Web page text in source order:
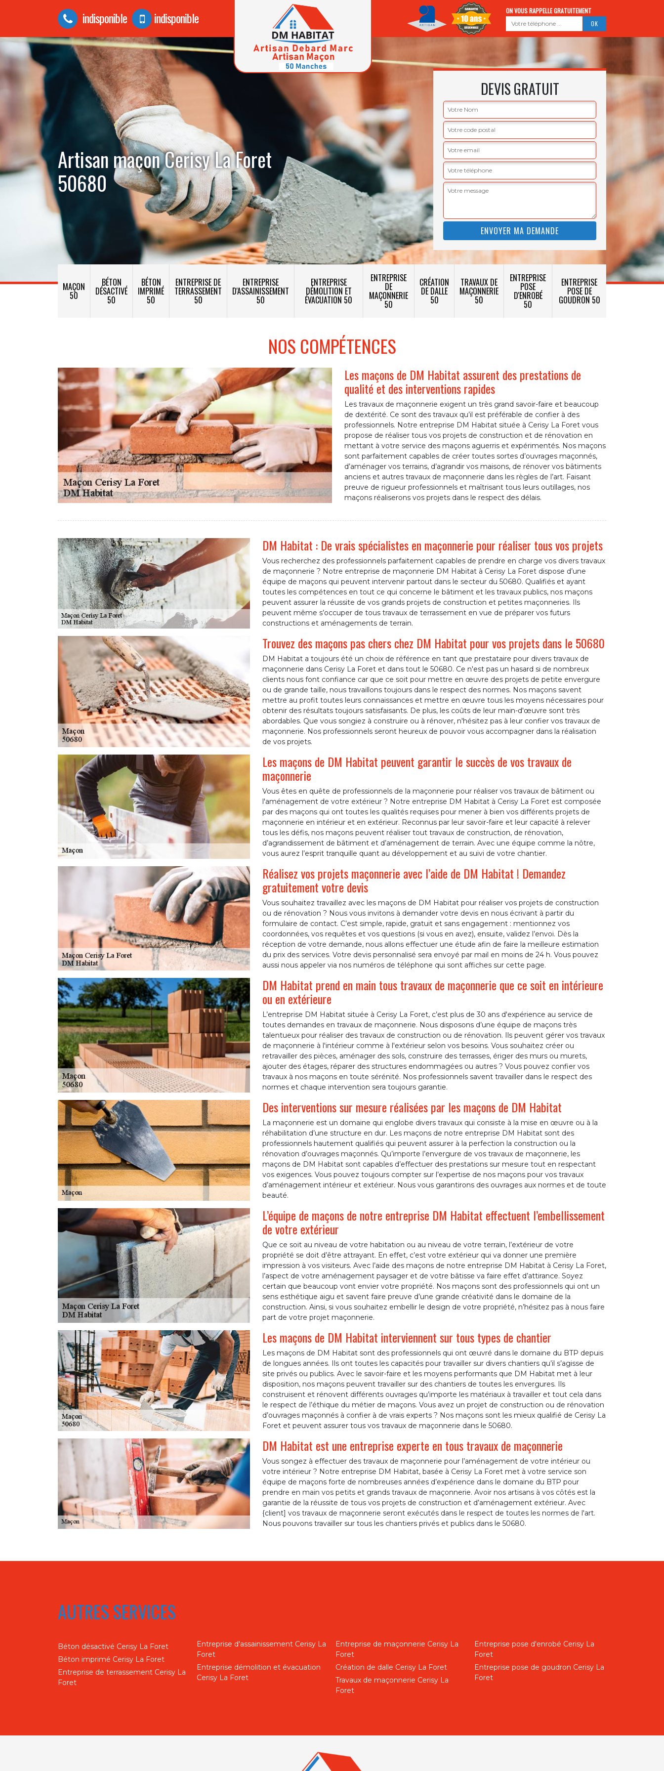
indisponible indisponible ON VOUS RAPPELLE GRATUITEMENT
Artisan maçon Cerisy La Foret
50680
DEVIS GRATUIT
MAÇON
50
BÉTON
DÉSACTIVÉ
50
BÉTON
IMPRIMÉ
50
ENTREPRISE DE
TERRASSEMENT
50
ENTREPRISE
D'ASSAINISSEMENT
50
ENTREPRISE
DÉMOLITION ET
ÉVACUATION 50
ENTREPRISE
DE
MAÇONNERIE
50
CRÉATION
DE DALLE
50
TRAVAUX DE
MAÇONNERIE
50
ENTREPRISE
POSE
D'ENROBÉ
50
ENTREPRISE
POSE DE
GOUDRON 50
NOS COMPÉTENCES
Les maçons de DM Habitat assurent des prestations de
qualité et des interventions rapides
Les travaux de maçonnerie exigent un très grand savoir-faire et beaucoup
de dextérité. Ce sont des travaux qu’il est préférable de confier à des
professionnels. Notre entreprise DM Habitat située à Cerisy La Foret vous
propose de réaliser tous vos projets de construction et de rénovation en
mettant à votre service des maçons aguerris et expérimentés. Nos maçons
sont parfaitement capables de créer toutes sortes d’ouvrages maçonnés,
d’aménager vos terrains, d’agrandir vos maisons, de rénover vos bâtiments
anciens et autres travaux de maçonnerie dans les règles de l’art. Faisant
preuve de rigueur professionnels et maîtrisant tous leurs outillages, nos
maçons réaliserons vos projets dans le respect des délais.
DM Habitat : De vrais spécialistes en maçonnerie pour réaliser tous vos projets
Vous recherchez des professionnels parfaitement capables de prendre en charge vos divers travaux
de maçonnerie ? Notre entreprise de maçonnerie DM Habitat à Cerisy La Foret dispose d’une
équipe de maçons qui peuvent intervenir partout dans le secteur du 50680. Qualifiés et ayant
toutes les compétences en tout ce qui concerne le bâtiment et les travaux publics, nos maçons
peuvent assurer la réussite de vos grands projets de construction et petites maçonneries. Ils
peuvent même s’occuper de tous travaux de terrassement en vue de préparer vos futurs
constructions et aménagements de terrain.
Trouvez des maçons pas chers chez DM Habitat pour vos projets dans le 50680
DM Habitat a toujours été un choix de référence en tant que prestataire pour divers travaux de
maçonnerie dans Cerisy La Foret et dans tout le 50680. Ce n'est pas un hasard si de nombreux
clients nous font confiance car que ce soit pour mettre en œuvre des projets de petite envergure
ou de grande taille, nous travaillons toujours dans le respect des normes. Nos maçons savent
mettre au profit toutes leurs connaissances et mettre en œuvre tous les moyens nécessaires pour
obtenir des résultats toujours satisfaisants. De plus, les coûts de leur main-d'œuvre sont très
abordables. Que vous songiez à construire ou à rénover, n'hésitez pas à leur confier vos travaux de
maçonnerie. Nos professionnels seront heureux de pouvoir vous accompagner dans la réalisation
de vos projets.
Les maçons de DM Habitat peuvent garantir le succès de vos travaux de
maçonnerie
Vous êtes en quête de professionnels de la maçonnerie pour réaliser vos travaux de bâtiment ou
l'aménagement de votre extérieur ? Notre entreprise DM Habitat à Cerisy La Foret est composée
par des maçons qui ont toutes les qualités requises pour mener à bien vos différents projets de
maçonnerie en intérieur et en extérieur. Reconnus par leur savoir-faire et leur capacité à relever
tous les défis, nos maçons peuvent réaliser tout travaux de construction, de rénovation,
d’agrandissement de bâtiment et d’aménagement de terrain. Avec une équipe comme la nôtre,
vous aurez l’esprit tranquille quant au développement et au suivi de votre chantier.
Réalisez vos projets maçonnerie avec l’aide de DM Habitat ! Demandez
gratuitement votre devis
Vous souhaitez travaillez avec les maçons de DM Habitat pour réaliser vos projets de construction
ou de rénovation ? Nous vous invitons à demander votre devis en nous écrivant à partir du
formulaire de contact. C’est simple, rapide, gratuit et sans engagement : mentionnez vos
coordonnées, vos requêtes et vos questions (si vous en avez), ensuite, validez l’envoi. Dès la
réception de votre demande, nous allons effectuer une étude afin de faire la meilleure estimation
du prix des services. Votre devis personnalisé sera envoyé par mail en moins de 24 h. Vous pouvez
aussi nous appeler via nos numéros de téléphone qui sont affiches sur cette page.
DM Habitat prend en main tous travaux de maçonnerie que ce soit en intérieure
ou en extérieure
L’entreprise DM Habitat située à Cerisy La Foret, c’est plus de 30 ans d'expérience au service de
toutes demandes en travaux de maçonnerie. Nous disposons d’une équipe de maçons très
talentueux pour réaliser des travaux de construction ou de rénovation. Ils peuvent gérer vos travaux
de maçonnerie à l'intérieur comme à l'extérieur selon vos besoins. Vous souhaitez créer ou
retravailler des pièces, aménager des sols, construire des terrasses, ériger des murs ou murets,
ajouter des étages, réparer des structures endommagées ou autres ? Vous pouvez confier vos
travaux à nos maçons en toute sérénité. Nos professionnels savent travailler dans le respect des
normes et chaque intervention sera toujours garantie.
Des interventions sur mesure réalisées par les maçons de DM Habitat
La maçonnerie est un domaine qui englobe divers travaux qui consiste à la mise en œuvre ou à la
réhabilitation d’une structure en dur. Les maçons de notre entreprise DM Habitat sont des
professionnels hautement qualifiés qui peuvent assurer à la perfection la construction ou la
rénovation d’ouvrages maçonnés. Qu’importe l’envergure de vos travaux de maçonnerie, les
maçons de DM Habitat sont capables d’effectuer des prestations sur mesure tout en respectant
vos exigences. Vous pouvez toujours compter sur l’expertise de nos maçons pour vos travaux
d’aménagement intérieur et extérieur. Nous vous garantirons des ouvrages aux normes et de toute
beauté.
L’équipe de maçons de notre entreprise DM Habitat effectuent l’embellissement
de votre extérieur
Que ce soit au niveau de votre habitation ou au niveau de votre terrain, l’extérieur de votre
propriété se doit d’être attrayant. En effet, c’est votre extérieur qui va donner une première
impression à vos visiteurs. Avec l’aide des maçons de notre entreprise DM Habitat à Cerisy La Foret,
l’aspect de votre aménagement paysager et de votre bâtisse va faire effet d’attirance. Soyez
certain que beaucoup vont envier votre propriété. Nos maçons sont des professionnels qui ont un
sens esthétique aigu et savent faire preuve d’une grande créativité dans le domaine de la
construction. Ainsi, si vous souhaitez embellir le design de votre propriété, n’hésitez pas à nous faire
part de votre projet maçonnerie.
Les maçons de DM Habitat interviennent sur tous types de chantier
Les maçons de DM Habitat sont des professionnels qui ont œuvré dans le domaine du BTP depuis
de longues années. Ils ont toutes les capacités pour travailler sur divers chantiers qu’il s’agisse de
site privés ou publics. Avec le savoir-faire et les moyens performants que DM Habitat met à leur
disposition, nos maçons peuvent travailler sur des chantiers de toutes les envergures. Ils
construisent et rénovent différents ouvrages qu’importe les matériaux à travailler et tout cela dans
le respect de l’éthique du métier de maçons. Vous avez un projet de construction ou de rénovation
d’ouvrages maçonnés à confier à de vrais experts ? Nos maçons sont les mieux qualifié de Cerisy La
Foret et peuvent assurer tous vos travaux de maçonnerie dans le 50680.
DM Habitat est une entreprise experte en tous travaux de maçonnerie
Vous songez à effectuer des travaux de maçonnerie pour l’aménagement de votre intérieur ou
votre intérieur ? Notre entreprise DM Habitat, basée à Cerisy La Foret met à votre service son
équipe de maçons forte de nombreuses années d’expérience dans le domaine du BTP pour
prendre en main vos petits et grands travaux de maçonnerie. Avoir nos artisans à vos côtés est la
garantie de la réussite de tous vos projets de construction et d’aménagement extérieur. Avec
{client] vos travaux de maçonnerie seront exécutés dans le respect de toutes les normes de l'art.
Nous pouvons travailler sur tous les chantiers privés et publics dans le 50680.
AUTRES SERVICES
Béton désactivé Cerisy La Foret
Béton imprimé Cerisy La Foret
Entreprise de terrassement Cerisy La
Foret
Entreprise d'assainissement Cerisy La
Foret
Entreprise démolition et évacuation
Cerisy La Foret
Entreprise de maçonnerie Cerisy La
Foret
Création de dalle Cerisy La Foret
Travaux de maçonnerie Cerisy La
Foret
Entreprise pose d'enrobé Cerisy La
Foret
Entreprise pose de goudron Cerisy La
Foret